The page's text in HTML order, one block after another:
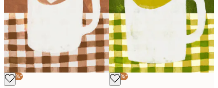
-40%* -40%*